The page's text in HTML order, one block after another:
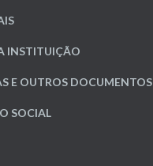
INSTITUIÇÃO
E OUTROS DOCUMENTOS
SOCIAL